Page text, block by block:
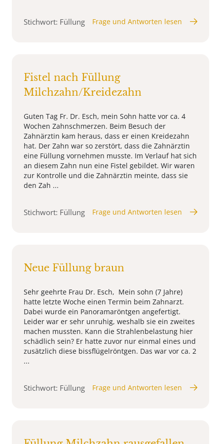
Stichwort: Füllung Frage und Antworten lesen
Fistel nach Füllung
Milchzahn/Kreidezahn
Guten Tag Fr. Dr. Esch, mein Sohn hatte vor ca. 4
Wochen Zahnschmerzen. Beim Besuch der
Zahnärztin kam heraus, dass er einen Kreidezahn
hat. Der Zahn war so zerstört, dass die Zahnärztin
eine Füllung vornehmen musste. Im Verlauf hat sich
an diesem Zahn nun eine Fistel gebildet. Wir waren
zur Kontrolle und die Zahnärztin meinte, dass sie
den Zah ...
Stichwort: Füllung Frage und Antworten lesen
Neue Füllung braun
Sehr geehrte Frau Dr. Esch, Mein sohn (7 Jahre)
hatte letzte Woche einen Termin beim Zahnarzt.
Dabei wurde ein Panoramaröntgen angefertigt.
Leider war er sehr unruhig, weshalb sie ein zweites
machen mussten. Kann die Strahlenbelastung hier
schädlich sein? Er hatte zuvor nur einmal eines und
zusätzlich diese bissflügelröntgen. Das war vor ca. 2
...
Stichwort: Füllung Frage und Antworten lesen